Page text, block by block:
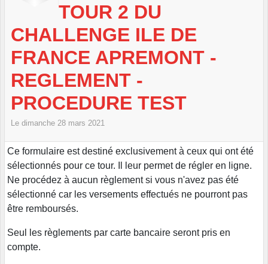
TOUR 2 DU
CHALLENGE ILE DE
FRANCE APREMONT -
REGLEMENT -
PROCEDURE TEST
Le dimanche 28 mars 2021
Ce formulaire est destiné exclusivement à ceux qui ont été
sélectionnés pour ce tour. Il leur permet de régler en ligne.
Ne procédez à aucun règlement si vous n'avez pas été
sélectionné car les versements effectués ne pourront pas
être remboursés.
Seul les règlements par carte bancaire seront pris en
compte.